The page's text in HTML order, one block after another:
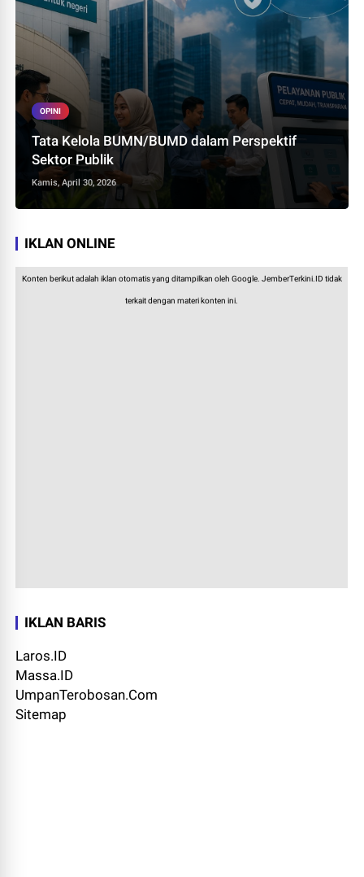
OPINI
Tata Kelola BUMN/BUMD dalam Perspektif
Sektor Publik
Kamis, April 30, 2026
IKLAN ONLINE
Konten berikut adalah iklan otomatis yang ditampilkan oleh Google. JemberTerkini.ID tidak
terkait dengan materi konten ini.
IKLAN BARIS
Laros.ID
Massa.ID
UmpanTerobosan.Com
Sitemap